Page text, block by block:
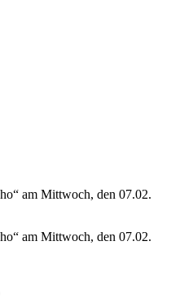
am Mittwoch, den 07.02.
am Mittwoch, den 07.02.